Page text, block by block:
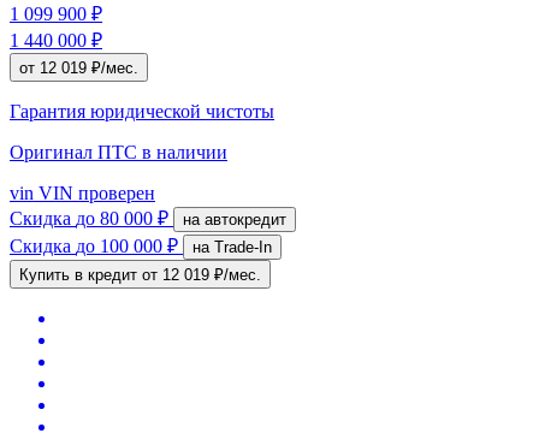
1 099 900 ₽
1 440 000 ₽
от 12 019 ₽/мес.
Гарантия юридической чистоты
Оригинал ПТС в наличии
vin VIN проверен
Скидка до 80 000 ₽ на автокредит
Скидка до 100 000 ₽
на Trade-In
Купить в кредит от 12 019 ₽/мес.